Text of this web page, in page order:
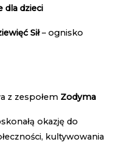
dla dzieci
Sił– ognisko
z zespołem Zodyma
okazję do
kultywowania